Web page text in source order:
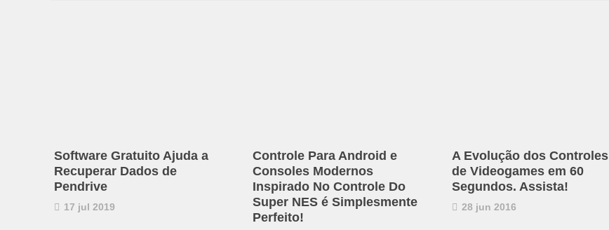
Software Gratuito Ajuda a
Recuperar Dados de
Pendrive
17 jul 2019
Controle Para Android e
Consoles Modernos
Inspirado No Controle Do
Super NES é Simplesmente
Perfeito!
A Evolução dos Controles
de Videogames em 60
Segundos. Assista!
28 jun 2016